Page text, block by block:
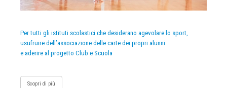
Per tutti gli istituti scolastici che desiderano agevolare lo sport,
usufruire dell’associazione delle carte dei propri alunni
e aderire al progetto Club e Scuola
Scopri di più